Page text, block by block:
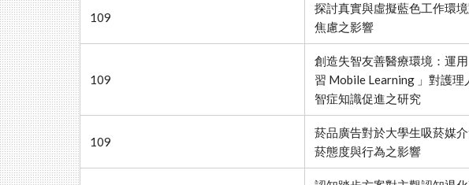
109
探討真實與虛擬藍色工作環
焦慮之影響
109
創造失智友善醫療環境：運
習 Mobile Learning 」對護理
智症知識促進之研究
109
菸品廣告對於大學生吸菸媒
菸態度與行為之影響